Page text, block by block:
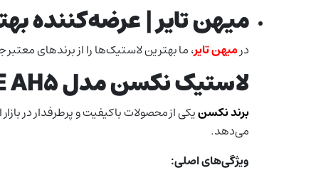
میهن تایر | عرضه‌کننده
درمیهن تایر، ما بهترین لاستیک‌ها را از برندهای
لاستیک نکسن مدل NPRIZE AH5
برند نکسنیکی از محصولات باکیفیت و پرطرفدار در
می‌دهد.
ویژگی‌های اصلی: